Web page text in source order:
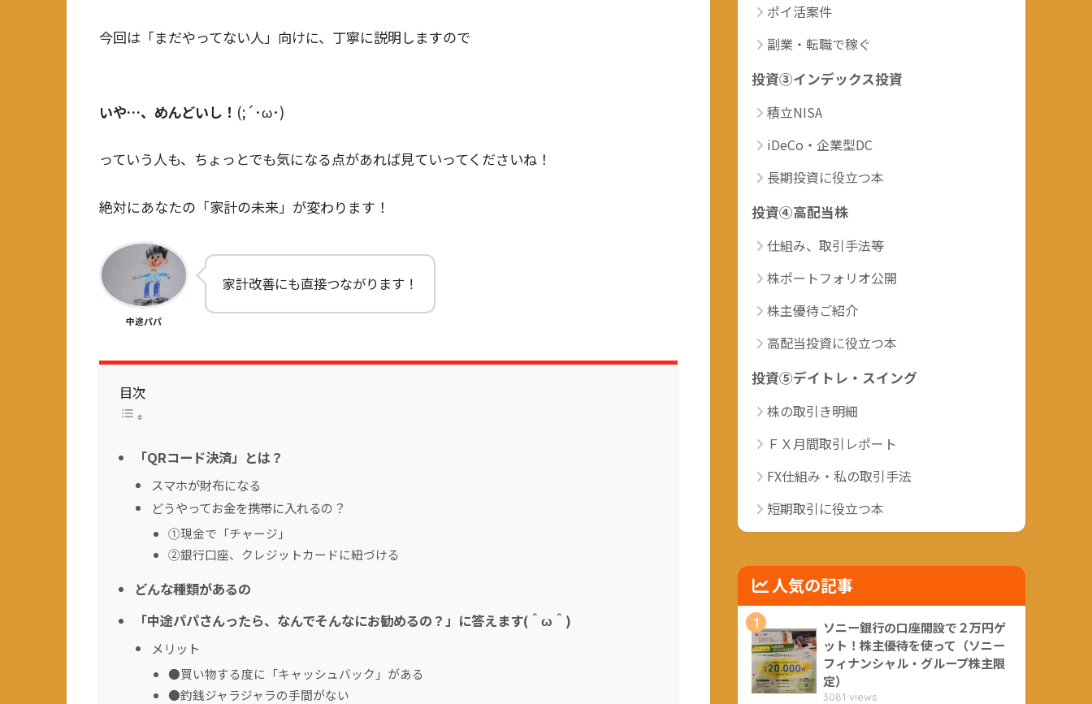
今回は「まだやってない人」向けに、丁寧に説明しますので
いや…、めんどいし！ (;´･ω･)
っていう人も、ちょっとでも気になる点があれば見ていってくださいね！
絶対にあなたの「家計の未来」が変わります！
中途パパ
家計改善にも直接つながります！
目次
「QRコード決済」とは？
スマホが財布になる
どうやってお金を携帯に入れるの？
①現金で「チャージ」
②銀行口座、クレジットカードに紐づける
どんな種類があるの
「中途パパさんったら、なんでそんなにお勧めるの？」に答えます(＾ω＾)
メリット
●買い物する度に「キャッシュバック」がある
●釣銭ジャラジャラの手間がない
ポイ活案件
副業・転職で稼ぐ
投資③インデックス投資
積立NISA
iDeCo・企業型DC
長期投資に役立つ本
投資④高配当株
仕組み、取引手法等
株ポートフォリオ公開
株主優待ご紹介
高配当投資に役立つ本
投資⑤デイトレ・スイング
株の取引き明細
ＦＸ月間取引レポート
FX仕組み・私の取引手法
短期取引に役立つ本
人気の記事
1
ソニー銀行の口座開設で２万円ゲ
ット！株主優待を使って（ソニー
フィナンシャル・グループ株主限
定）
3081 views